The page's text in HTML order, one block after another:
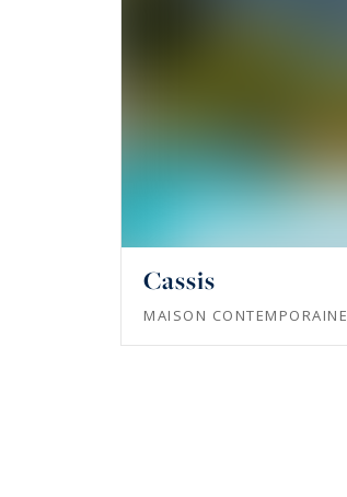
Cassis
MAISON CONTEMPORAINE